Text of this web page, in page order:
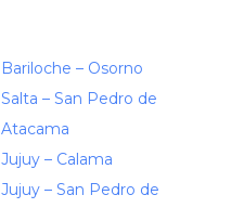
Bariloche – Osorno
Salta – San Pedro de
Atacama
Jujuy – Calama
Jujuy – San Pedro de